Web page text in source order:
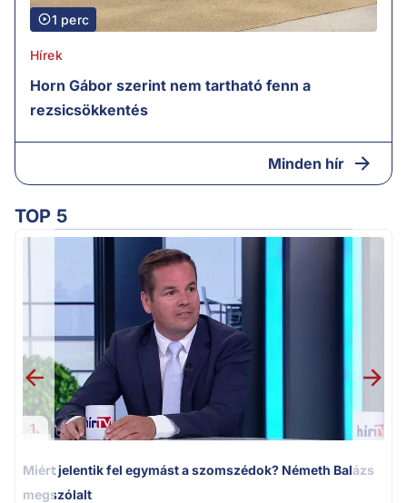
1 perc
Hírek
Horn Gábor szerint nem tartható fenn a
rezsicsökkentés
Minden hír
TOP 5
1.
Miért jelentik fel egymást a szomszédok? Németh Balázs
megszólalt